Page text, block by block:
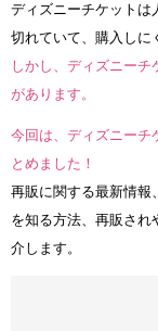
ディズニーチケットは
切れていて、購入しに
しかし、ディズニーチ
があります。
今回は、ディズニーチ
とめました！
再販に関する最新情報
を知る方法、再販され
介します。